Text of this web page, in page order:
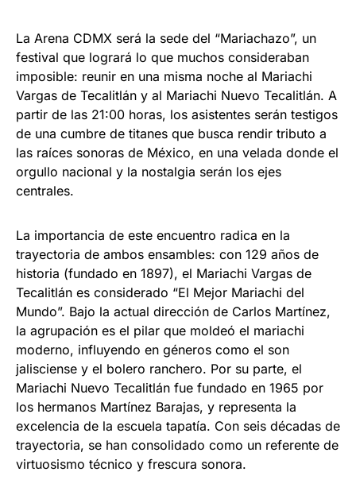
La Arena CDMX será la sede del “Mariachazo”, un
festival que logrará lo que muchos consideraban
imposible: reunir en una misma noche al Mariachi
Vargas de Tecalitlán y al Mariachi Nuevo Tecalitlán. A
partir de las 21:00 horas, los asistentes serán testigos
de una cumbre de titanes que busca rendir tributo a
las raíces sonoras de México, en una velada donde el
orgullo nacional y la nostalgia serán los ejes
centrales.
La importancia de este encuentro radica en la
trayectoria de ambos ensambles: con 129 años de
historia (fundado en 1897), el Mariachi Vargas de
Tecalitlán es considerado “El Mejor Mariachi del
Mundo”. Bajo la actual dirección de Carlos Martínez,
la agrupación es el pilar que moldeó el mariachi
moderno, influyendo en géneros como el son
jalisciense y el bolero ranchero. Por su parte, el
Mariachi Nuevo Tecalitlán fue fundado en 1965 por
los hermanos Martínez Barajas, y representa la
excelencia de la escuela tapatía. Con seis décadas de
trayectoria, se han consolidado como un referente de
virtuosismo técnico y frescura sonora.